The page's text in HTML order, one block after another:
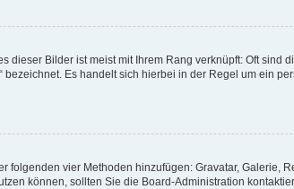
Bilder ist meist mit Ihrem Rang verknüpft: Oft sind
Es handelt sich hierbei in der Regel um ein
folgenden vier Methoden hinzufügen: Gravatar, Galerie,
können, sollten Sie die Board-Administration